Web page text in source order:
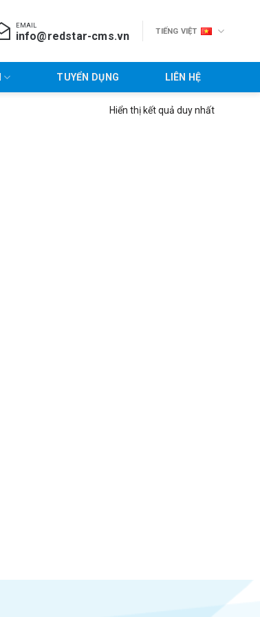
EMAIL
info@redstar-cms.vn TIẾNG VIỆT
TUYỂN DỤNG LIÊN HỆ
Hiển thị kết quả duy nhất